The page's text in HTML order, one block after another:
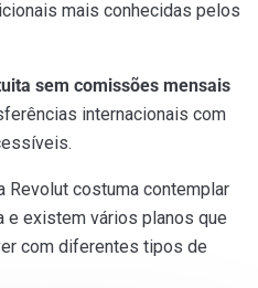
mais conhecidas pelos
sem comissões mensais
internacionais com
Revolut costuma contemplar
e existem vários planos que
com diferentes tipos de